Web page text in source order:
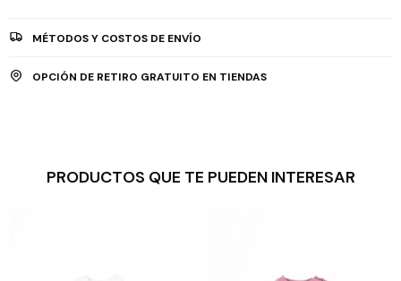
MÉTODOS Y COSTOS DE ENVÍO
OPCIÓN DE RETIRO GRATUITO EN TIENDAS
PRODUCTOS QUE TE PUEDEN INTERESAR